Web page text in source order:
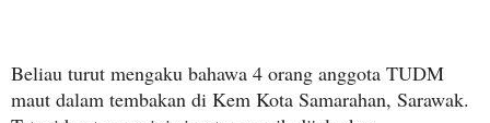
Beliau turut mengaku bahawa 4 orang anggota TUDM
maut dalam tembakan di Kem Kota Samarahan, Sarawak.